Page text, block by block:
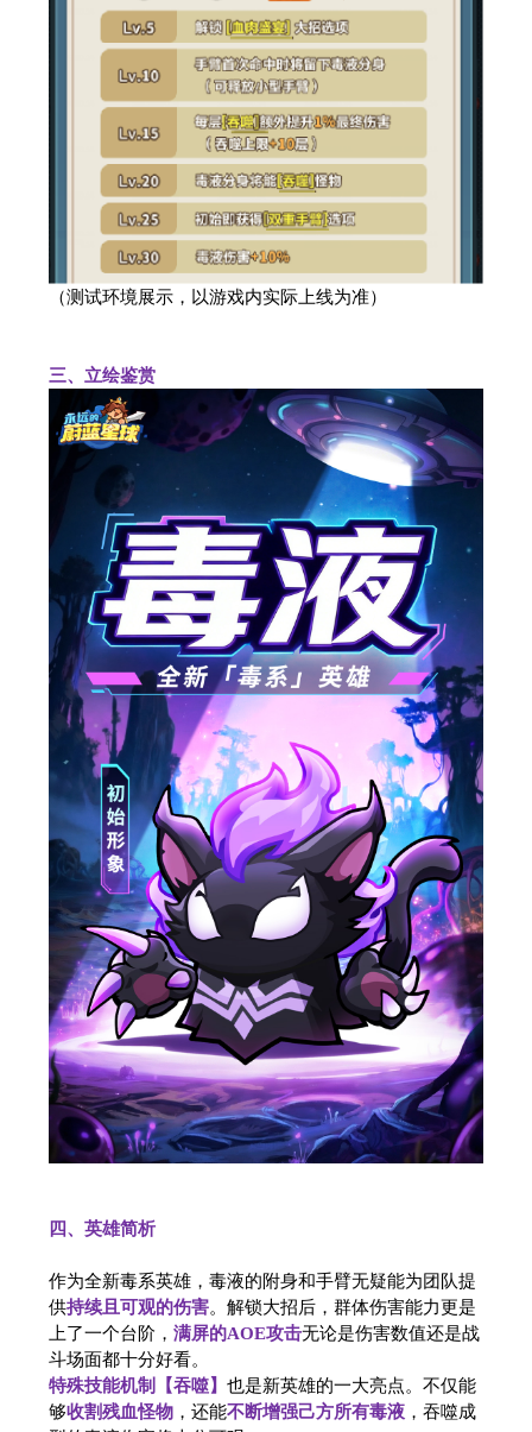
（测试环境展示，以游戏内实际上线为准）
三、立绘鉴赏
四、英雄简析
作为全新毒系英雄，毒液的附身和手臂无疑能为团队提
供持续且可观的伤害。解锁大招后，群体伤害能力更是
上了一个台阶， 满屏的AOE攻击无论是伤害数值还是战
斗场面都十分好看。
特殊技能机制【吞噬】 也是新英雄的一大亮点。不仅能
够收割残血怪物，还能不断增强己方所有毒液，吞噬成